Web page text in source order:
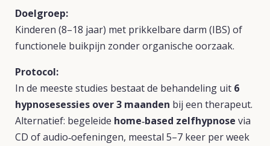
Doelgroep:
Kinderen (8–18 jaar) met prikkelbare darm (IBS) of
functionele buikpijn zonder organische oorzaak.
Protocol:
In de meeste studies bestaat de behandeling uit 6
hypnosesessies over 3 maanden bij een therapeut.
Alternatief: begeleide home‑based zelfhypnose via
CD of audio‑oefeningen, meestal 5–7 keer per week